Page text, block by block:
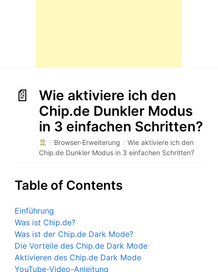
Wie aktiviere ich den
Chip.de Dunkler Modus
in 3 einfachen Schritten?
/ Browser-Erweiterung / Wie aktiviere ich den
Chip.de Dunkler Modus in 3 einfachen Schritten?
Table of Contents
Einführung
Was ist Chip.de?
Was ist der Chip.de Dark Mode?
Die Vorteile des Chip.de Dark Mode
Aktivieren des Chip.de Dark Mode
YouTube-Video-Anleitung